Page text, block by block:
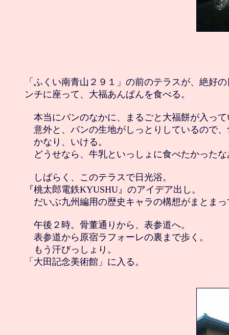
「ふくい南青山２９１」の前のテラスが、絶好
ンチに座って、大福あんぱんを食べる。
本当にパンのなかに、まるごと大福餅が入って
意外と、パンの生地がしっとりしているので、
かなり、いける。
どうせなら、牛乳といっしょに食べたかった
しばらく、このテラスで日光浴。
『桃太郎電鉄KYUSHU』のアイデア出し。
だいぶ九州編用の歴史キャラの構想がまとまっ
午後２時。骨董通りから、表参道へ。
表参道から原宿ラフォーレの裏まで歩く。
もう汗びっしょり。